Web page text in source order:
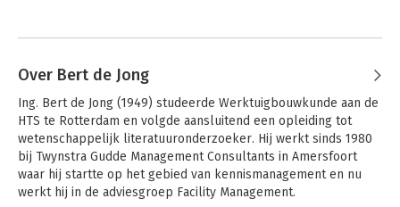
Over Bert de Jong
Ing. Bert de Jong (1949) studeerde Werktuigbouwkunde aan de
HTS te Rotterdam en volgde aansluitend een opleiding tot
wetenschappelijk literatuuronderzoeker. Hij werkt sinds 1980
bij Twynstra Gudde Management Consultants in Amersfoort
waar hij startte op het gebied van kennismanagement en nu
werkt hij in de adviesgroep Facility Management.